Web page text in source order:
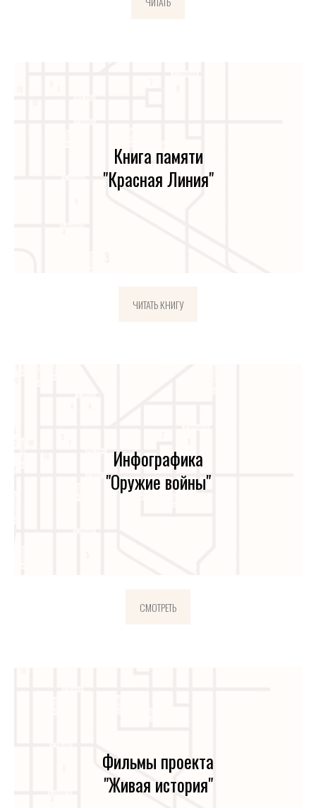
Книга памяти
"Красная Линия"
ЧИТАТЬ КНИГУ
Инфографика
"Оружие войны"
СМОТРЕТЬ
Фильмы проекта
"Живая история"